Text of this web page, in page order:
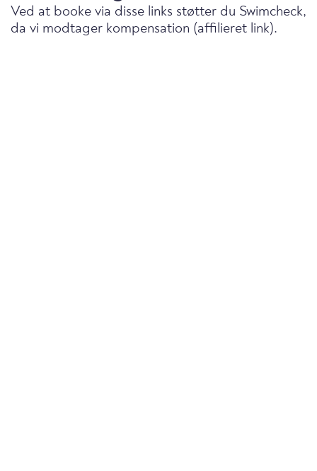
Ved at booke via disse links støtter du Swimcheck,
da vi modtager kompensation (affilieret link).